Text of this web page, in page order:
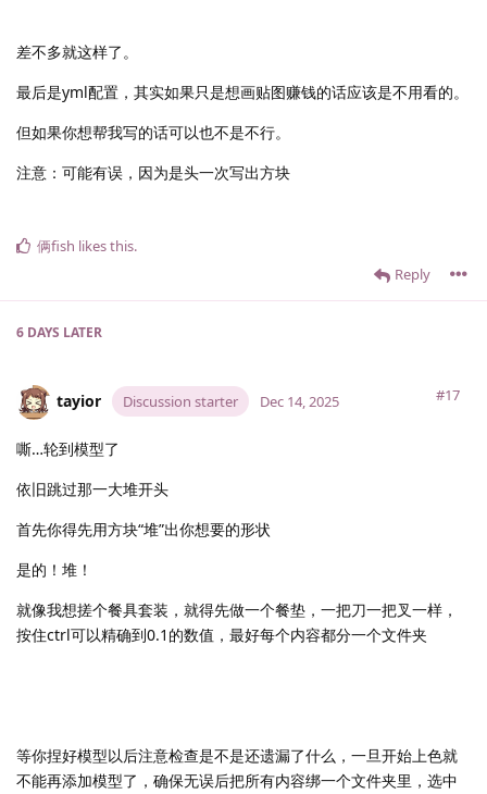
差不多就这样了。
最后是yml配置，其实如果只是想画贴图赚钱的话应该是不用看的。
但如果你想帮我写的话可以也不是不行。
注意：可能有误，因为是头一次写出方块
Reply
俩fish likes this.
6 DAYS LATER
tayior Discussion starter #17
Dec 14, 2025
嘶…轮到模型了
依旧跳过那一大堆开头
首先你得先用方块“堆”出你想要的形状
是的！堆！
就像我想搓个餐具套装，就得先做一个餐垫，一把刀一把叉一样，
按住ctrl可以精确到0.1的数值，最好每个内容都分一个文件夹
等你捏好模型以后注意检查是不是还遗漏了什么，一旦开始上色就
不能再添加模型了，确保无误后把所有内容绑一个文件夹里，选中